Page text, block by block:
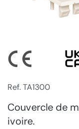
Ref. TA1300
Couvercle de
ivoire.